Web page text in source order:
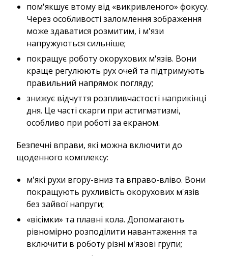
пом'якшує втому від «викривленого» фокусу.
Через особливості заломлення зображення
може здаватися розмитим, і м'язи
напружуються сильніше;
покращує роботу окорухових м'язів. Вони
краще регулюють рух очей та підтримують
правильний напрямок погляду;
знижує відчуття розпливчастості наприкінці
дня. Це часті скарги при астигматизмі,
особливо при роботі за екраном.
Безпечні вправи, які можна включити до
щоденного комплексу:
м'які рухи вгору-вниз та вправо-вліво. Вони
покращують рухливість окорухових м'язів
без зайвої напруги;
«вісімки» та плавні кола. Допомагають
рівномірно розподілити навантаження та
включити в роботу різні м'язові групи;